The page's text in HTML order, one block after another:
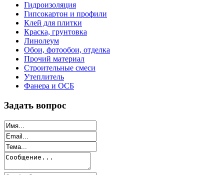
Гидроизоляция
Гипсокартон и профили
Клей для плитки
Краска, грунтовка
Линолеум
Обои, фотообои, отделка
Прочий материал
Строительные смеси
Утеплитель
Фанера и ОСБ
Задать вопрос